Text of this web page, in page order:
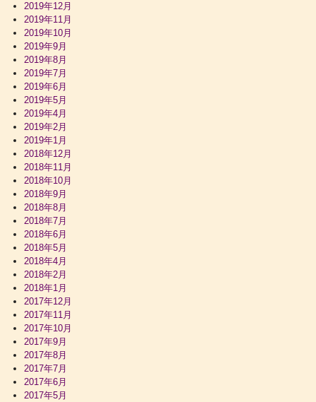
2019年12月
2019年11月
2019年10月
2019年9月
2019年8月
2019年7月
2019年6月
2019年5月
2019年4月
2019年2月
2019年1月
2018年12月
2018年11月
2018年10月
2018年9月
2018年8月
2018年7月
2018年6月
2018年5月
2018年4月
2018年2月
2018年1月
2017年12月
2017年11月
2017年10月
2017年9月
2017年8月
2017年7月
2017年6月
2017年5月